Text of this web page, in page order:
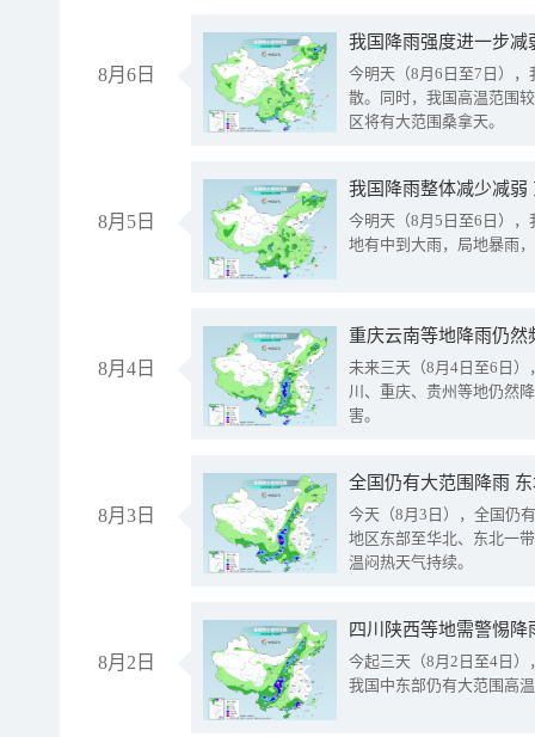
8月6日
今明天（8月6日至7日）
散。同时，我国高温范围
区将有大范围桑拿天。
8月5日
我国降雨整体减少减弱
今明天（8月5日至6日）
地有中到大雨，局地暴雨
8月4日
重庆云南等地降雨仍然
未来三天（8月4日至6日
川、重庆、贵州等地仍然
害。
8月3日
全国仍有大范围降雨
今天（8月3日），全国仍
地区东部至华北、东北一
温闷热天气持续。
8月2日
今起三天（8月2日至4日
我国中东部仍有大范围高